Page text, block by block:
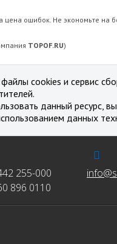
цена ошибок. Не экономьте на
TOPOF.RU)
255-000
896 0110
cookies и сервис
данный ресурс,
данных